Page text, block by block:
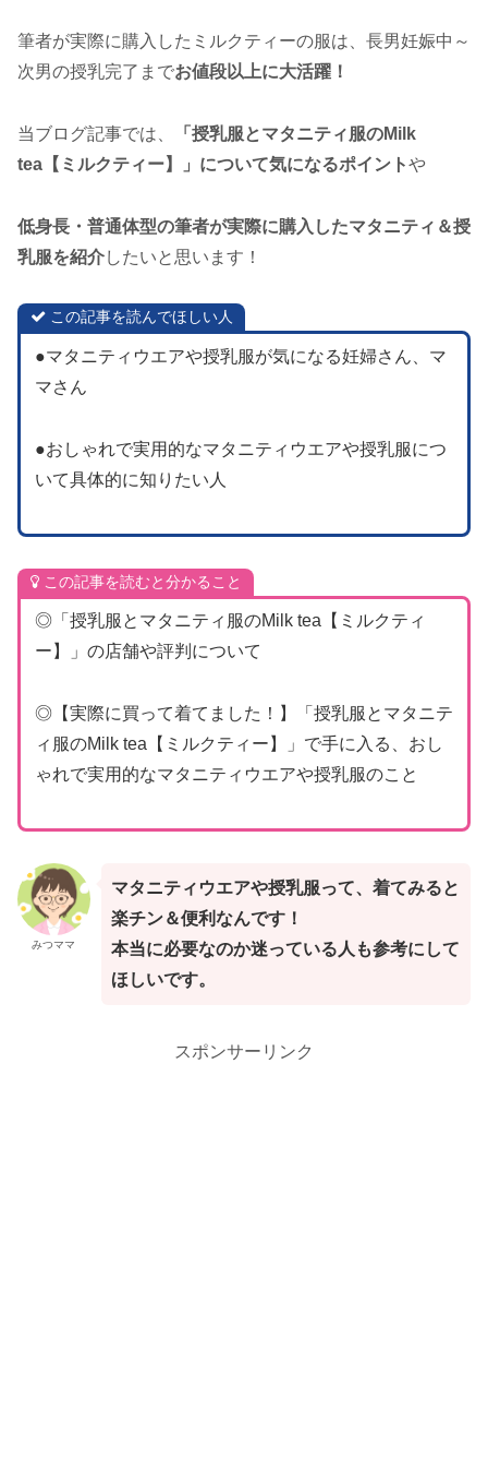
筆者が実際に購入したミルクティーの服は、長男妊娠中～
次男の授乳完了までお値段以上に大活躍！
当ブログ記事では、
「授乳服とマタニティ服のMilk
tea【ミルクティー】」について気になるポイントや
低身長・普通体型の筆者が実際に購入したマタニティ＆授
乳服を紹介したいと思います！
この記事を読んでほしい人
●マタニティウエアや授乳服が気になる妊婦さん、マ
マさん
●おしゃれで実用的なマタニティウエアや授乳服につ
いて具体的に知りたい人
この記事を読むと分かること
◎「授乳服とマタニティ服のMilk tea【ミルクティ
ー】」の店舗や評判について
◎【実際に買って着てました！】「授乳服とマタニテ
ィ服のMilk tea【ミルクティー】」で手に入る、おし
ゃれで実用的なマタニティウエアや授乳服のこと
みつママ
マタニティウエアや授乳服って、着てみると
楽チン＆便利なんです！
本当に必要なのか迷っている人も参考にして
ほしいです。
スポンサーリンク